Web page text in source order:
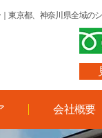
｜東京都、神奈川県全域の
会社概要